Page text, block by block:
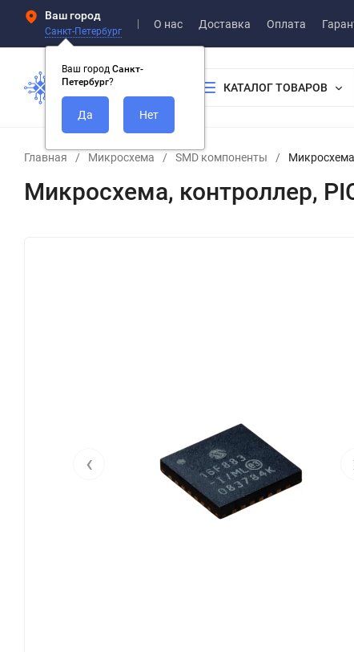
Ваш город
Санкт-Петербург
Ваш город Санкт-
Петербург?
О нас Доставка Оплата
КАТАЛОГ ТОВАРОВ
Главная / Микросхема / SMD компоненты /
Микросхема, контроллер,
‹